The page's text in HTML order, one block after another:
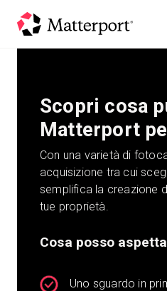
Prodotti
Prezzi
Risorse
Scopri le novità
Contattaci
Scopri cosa
Matterport
Con una varietà di
acquisizione tra cui
semplifica la creazione
tue proprietà.
Cosa posso
Uno sguardo in